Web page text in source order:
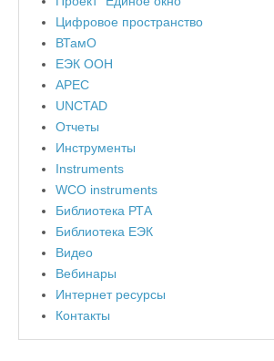
Цифровое пространство
ВТамО
ЕЭК ООН
APEC
UNCTAD
Отчеты
Инструменты
Instruments
WCO instruments
Библиотека РТА
Библиотека ЕЭК
Видео
Вебинары
Интернет ресурсы
Контакты